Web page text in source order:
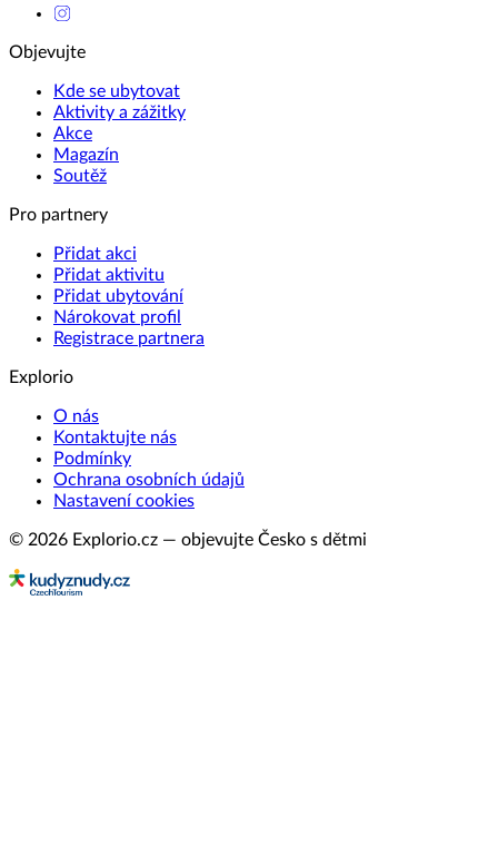
Objevujte
Kde se ubytovat
Aktivity a zážitky
Akce
Magazín
Soutěž
Pro partnery
Přidat akci
Přidat aktivitu
Přidat ubytování
Nárokovat profil
Registrace partnera
Explorio
O nás
Kontaktujte nás
Podmínky
Ochrana osobních údajů
Nastavení cookies
© 2026 Explorio.cz — objevujte Česko s dětmi